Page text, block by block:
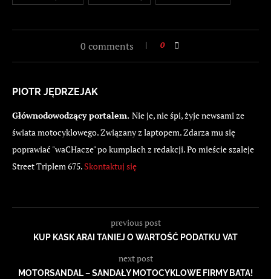
0 comments 0
PIOTR JĘDRZEJAK
Głównodowodzący portalem. Nie je, nie śpi, żyje newsami ze
świata motocyklowego. Związany z laptopem. Zdarza mu się
poprawiać "waCHacze" po kumplach z redakcji. Po mieście szaleje
Street Triplem 675. Skontaktuj się
previous post
KUP KASK ARAI TANIEJ O WARTOŚĆ PODATKU VAT
next post
MOTORSANDAL – SANDAŁY MOTOCYKLOWE FIRMY BATA!